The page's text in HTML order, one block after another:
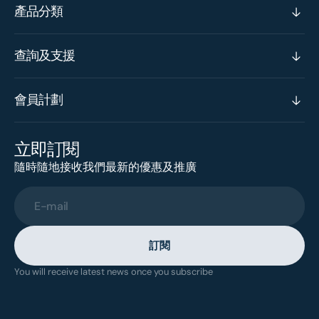
產品分類
查詢及支援
會員計劃
立即訂閱
隨時隨地接收我們最新的優惠及推廣
E-mail
訂閱
You will receive latest news once you subscribe